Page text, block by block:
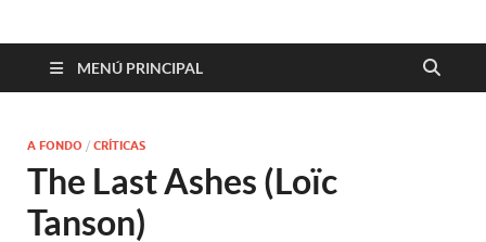
Cine maldito
MENÚ PRINCIPAL
A FONDO / CRÍTICAS
The Last Ashes (Loïc
Tanson)